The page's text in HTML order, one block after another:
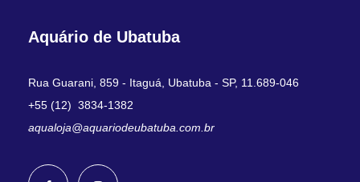
Aquário de Ubatuba
Rua Guarani, 859 - Itaguá, Ubatuba - SP, 11.689-046
+55 (12) 3834-1382
aqualoja@aquariodeubatuba.com.br